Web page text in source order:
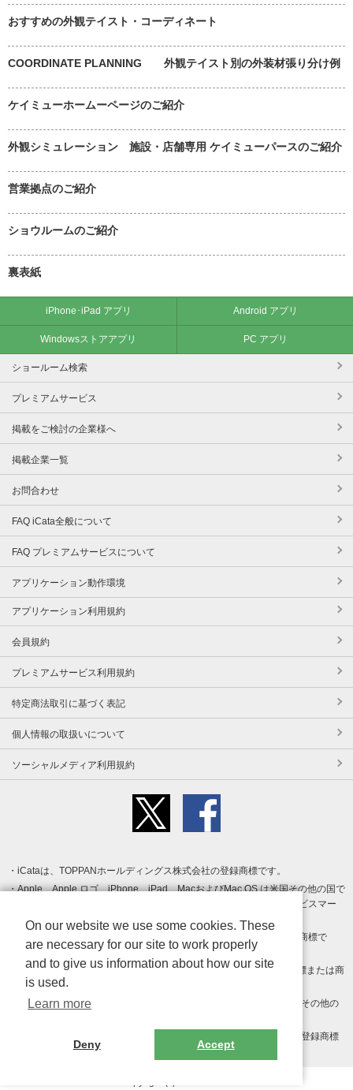
おすすめの外観テイスト・コーディネート
COORDINATE PLANNING 外観テイスト別の外装材張り分け例
ケイミューホームーページのご紹介
外観シミュレーション 施設・店舗専用 ケイミューパースのご紹介
営業拠点のご紹介
ショウルームのご紹介
裏表紙
iPhone･iPad アプリ Android アプリ
Windowsストアアプリ PC アプリ
ショールーム検索
プレミアムサービス
掲載をご検討の企業様へ
掲載企業一覧
お問合わせ
FAQ iCata全般について
FAQ プレミアムサービスについて
アプリケーション動作環境
アプリケーション利用規約
会員規約
プレミアムサービス利用規約
特定商法取引に基づく表記
個人情報の取扱いについて
ソーシャルメディア利用規約
iCataは、TOPPANホールディングス株式会社の登録商標です。
Apple、Apple ロゴ、iPhone、iPad、MacおよびMac OS は米国その他の国で
登録された Apple Inc. の商標です。App Store は Apple Inc. のサービスマー
クです。
Android、Google Play および Google Play ロゴ は Google LLC の商標で
す。
Windows は Microsoft Inc.の米国およびその他の国における登録商標または商
標です。
Adobe、Adobe Reader、Adobe PDF は、Adobe Inc.の米国およびその他の
その他、記載されている会社名、商品名、ロゴは各社の商標または登録商標
On our website we use some cookies. These
are necessary for our site to work properly
and to give us information about how our site
is used.
Learn more
Deny Accept